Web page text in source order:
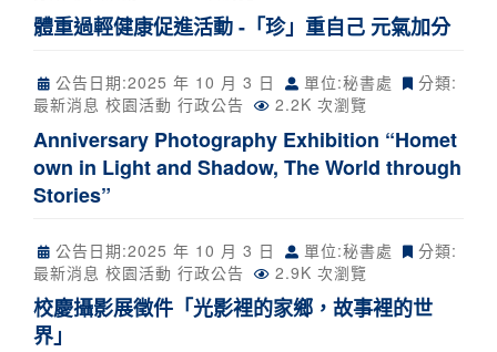
體重過輕健康促進活動 -「珍」重自己 元氣加分
公告日期:2025 年 10 月 3 日 單位:秘書處
分類:
最新消息 校園活動 行政公告 2.2K 次瀏覽
Anniversary Photography Exhibition “Homet
own in Light and Shadow, The World through
Stories”
公告日期:2025 年 10 月 3 日 單位:秘書處
分類:
最新消息 校園活動 行政公告 2.9K 次瀏覽
校慶攝影展徵件「光影裡的家鄉，故事裡的世
界」